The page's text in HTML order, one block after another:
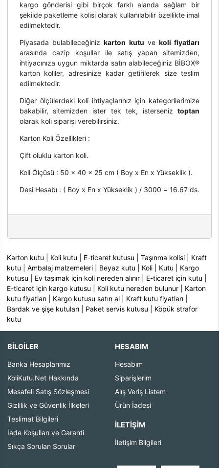
kargo gönderisi gibi birçok farklı alanda sağlam bir
şekilde paketleme kolisi olarak kullanılabilir özellikte imal
edilmektedir.
Piyasada bulabileceğinizkarton kutu ve koli fiyatları
arasında cazip koşullar ile satış yapan sitemizden,
ihtiyacınıza uygun miktarda satın alabileceğiniz BİBOX®
karton koliler, adresinize kadar getirilerek size teslim
edilmektedir.
Diğer ölçülerdeki koli ihtiyaçlarınız için kategorilerimize
bakabilir, sitemizden ister tek tek, isterseniztoptan
olarak koli siparişi verebilirsiniz.
Karton Koli Özellikleri :
Çift oluklu karton koli.
Koli Ölçüsü : 50 x 40 x 25 cm ( Boy x En x Yükseklik ).
Desi Hesabı : ( Boy x En x Yükseklik ) / 3000 = 16.67 ds.
Karton kutu Koli kutu E-ticaret kutusu |Taşınma kolisi
Kraft
kutu |Ambalaj malzemeleri Beyaz kutu Koli Kutu
Kargo
kutusu
Ev taşımak için koli nereden alınır E-ticaret için kutu
E-ticaret için kargo kutusu
Koli kutu nereden bulunur
Karton
kutu fiyatları
Kargo kutusu satın al Kraft kutu fiyatları
Bardak ve şişe kutuları
Paket servis kutusu
Köpük strafor
kutu
BİLGİLER
Banka Hesaplarımız
KoliKutu.Net Hakkında
Mesafeli Satış Sözleşmesi
Gizlilik ve Güvenlik İlkeleri
Teslimat Bilgileri
İade Koşulları ve Garanti
Sıkça Sorulan Sorular
HESABIM
Hesabım
Siparişlerim
Alış Veriş Listem
Ürün İadesi
İLETIŞIM
İletişim Bilgileri